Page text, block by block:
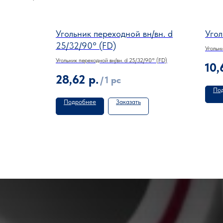
Угольник переходной вн/вн. d
25/32/90° (FD)
Угольник переходной вн/вн. d 25/32/90° (FD)
28,62 р. /1 pc
Подробнее Заказать